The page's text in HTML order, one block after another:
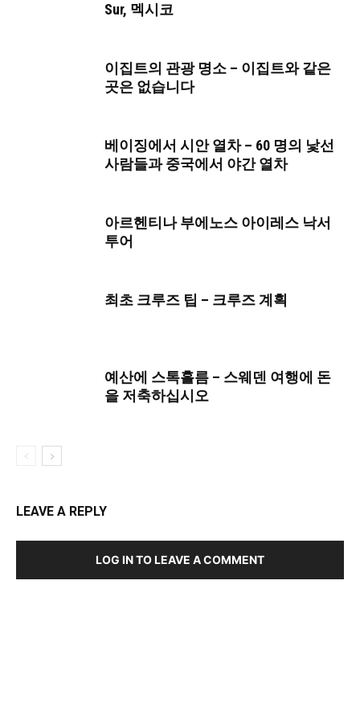
Sur, 멕시코
이집트의 관광 명소 – 이집트와 같은
곳은 없습니다
베이징에서 시안 열차 – 60 명의 낯선
사람들과 중국에서 야간 열차
아르헨티나 부에노스 아이레스 낙서
투어
최초 크루즈 팁 – 크루즈 계획
예산에 스톡홀름 – 스웨덴 여행에 돈
을 저축하십시오
LEAVE A REPLY
LOG IN TO LEAVE A COMMENT